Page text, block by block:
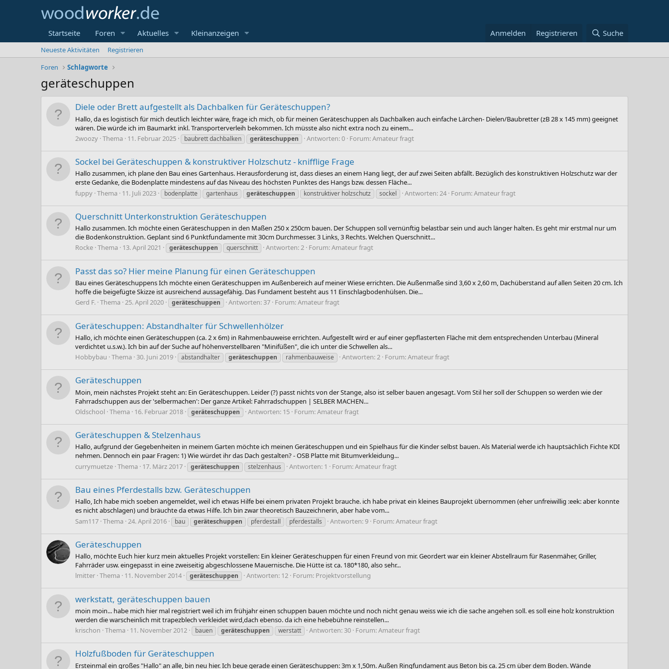
Startseite Foren Aktuelles Kleinanzeigen Anmelden Registrieren Suche
Neueste Aktivitäten
Registrieren
Foren
Schlagworte
geräteschuppen
Diele oder Brett aufgestellt als Dachbalken für Geräteschuppen?
Hallo, da es logistisch für mich deutlich leichter wäre, frage ich mich, ob für meinen Geräteschuppen als Dachbalken auch einfache Lärchen- Dielen/Baubretter (zB 28 x 145 mm) geeignet
wären. Die würde ich im Baumarkt inkl. Transporterverleih bekommen. Ich müsste also nicht extra noch zu einem...
2woozy Thema 11. Februar 2025 baubrett dachbalken geräteschuppen Antworten: 0 Forum:Amateur fragt
Sockel bei Geräteschuppen & konstruktiver Holzschutz - knifflige Frage
Hallo zusammen, ich plane den Bau eines Gartenhaus. Herausforderung ist, dass dieses an einem Hang liegt, der auf zwei Seiten abfällt. Bezüglich des konstruktiven Holzschutz war der
erste Gedanke, die Bodenplatte mindestens auf das Niveau des höchsten Punktes des Hangs bzw. dessen Fläche...
fuppy Thema 11. Juli 2023 bodenplatte gartenhaus geräteschuppen konstruktiver holzschutz sockel Antworten: 24 Forum:Amateur fragt
Querschnitt Unterkonstruktion Geräteschuppen
Hallo zusammen. Ich möchte einen Geräteschuppen in den Maßen 250 x 250cm bauen. Der Schuppen soll vernünftig belastbar sein und auch länger halten. Es geht mir erstmal nur um
die Bodenkonstruktion. Geplant sind 6 Punktfundamente mit 30cm Durchmesser. 3 Links, 3 Rechts. Welchen Querschnitt...
Rocke Thema 13. April 2021 geräteschuppen querschnitt Antworten: 2 Forum:Amateur fragt
Passt das so? Hier meine Planung für einen Geräteschuppen
Bau eines Geräteschuppens Ich möchte einen Geräteschuppen im Außenbereich auf meiner Wiese errichten. Die Außenmaße sind 3,60 x 2,60 m, Dachüberstand auf allen Seiten 20 cm. Ich
hoffe die beigefügte Skizze ist ausreichend aussagefähig. Das Fundament besteht aus 11 Einschlagbodenhülsen. Die...
Gerd F. Thema 25. April 2020 geräteschuppen Antworten: 37 Forum:Amateur fragt
Geräteschuppen: Abstandhalter für Schwellenhölzer
Hallo, ich möchte einen Geräteschuppen (ca. 2 x 6m) in Rahmenbauweise errichten. Aufgestellt wird er auf einer gepflasterten Fläche mit dem entsprechenden Unterbau (Mineral
verdichtet u.s.w.). Ich bin auf der Suche auf höhenverstellbaren "Minifüßen", die ich unter die Schwellen als...
Hobbybau Thema 30. Juni 2019 abstandhalter geräteschuppen rahmenbauweise Antworten: 2 Forum:Amateur fragt
Geräteschuppen
Moin, mein nächstes Projekt steht an: Ein Geräteschuppen. Leider (?) passt nichts von der Stange, also ist selber bauen angesagt. Vom Stil her soll der Schuppen so werden wie der
Fahrradschuppen aus der 'selbermachen': Der ganze Artikel: Fahrradschuppen | SELBER MACHEN...
Oldschool Thema 16. Februar 2018 geräteschuppen Antworten: 15 Forum:Amateur fragt
Geräteschuppen & Stelzenhaus
Hallo, aufgrund der Gegebenheiten in meinem Garten möchte ich meinen Geräteschuppen und ein Spielhaus für die Kinder selbst bauen. Als Material werde ich hauptsächlich Fichte KDI
nehmen. Dennoch ein paar Fragen: 1) Wie würdet ihr das Dach gestalten? - OSB Platte mit Bitumverkleidung...
currymuetze Thema 17. März 2017 geräteschuppen stelzenhaus Antworten: 1 Forum:Amateur fragt
Bau eines Pferdestalls bzw. Geräteschuppen
Hallo, Ich habe mich soeben angemeldet, weil ich etwas Hilfe bei einem privaten Projekt brauche. ich habe privat ein kleines Bauprojekt übernommen (eher unfreiwillig :eek: aber konnte
es nicht abschlagen) und bräuchte da etwas Hilfe. Ich bin zwar theoretisch Bauzeichnerin, aber habe vom...
Sam117 Thema 24. April 2016 bau geräteschuppen pferdestall pferdestalls Antworten: 9 Forum:Amateur fragt
Geräteschuppen
Hallo, möchte Euch hier kurz mein aktuelles Projekt vorstellen: Ein kleiner Geräteschuppen für einen Freund von mir. Geordert war ein kleiner Abstellraum für Rasenmäher, Griller,
Fahrräder usw. eingepasst in eine zweiseitig abgeschlossene Mauernische. Die Hütte ist ca. 180*180, also sehr...
lmitter Thema 11. November 2014 geräteschuppen Antworten: 12 Forum: Projektvorstellung
werkstatt, geräteschuppen bauen
moin moin... habe mich hier mal registriert weil ich im frühjahr einen schuppen bauen möchte und noch nicht genau weiss wie ich die sache angehen soll. es soll eine holz konstruktion
werden die warscheinlich mit trapezblech verkleidet wird,dach ebenso. da ich eine hebebühne reinstellen...
krischon Thema 11. November 2012 bauen geräteschuppen werstatt Antworten: 30 Forum:Amateur fragt
Holzfußboden für Geräteschuppen
Ersteinmal ein großes "Hallo" an alle, bin neu hier. Ich beue gerade einen Geräteschuppen: 3m x 1,50m. Außen Ringfundament aus Beton bis ca. 25 cm über dem Boden. Wände